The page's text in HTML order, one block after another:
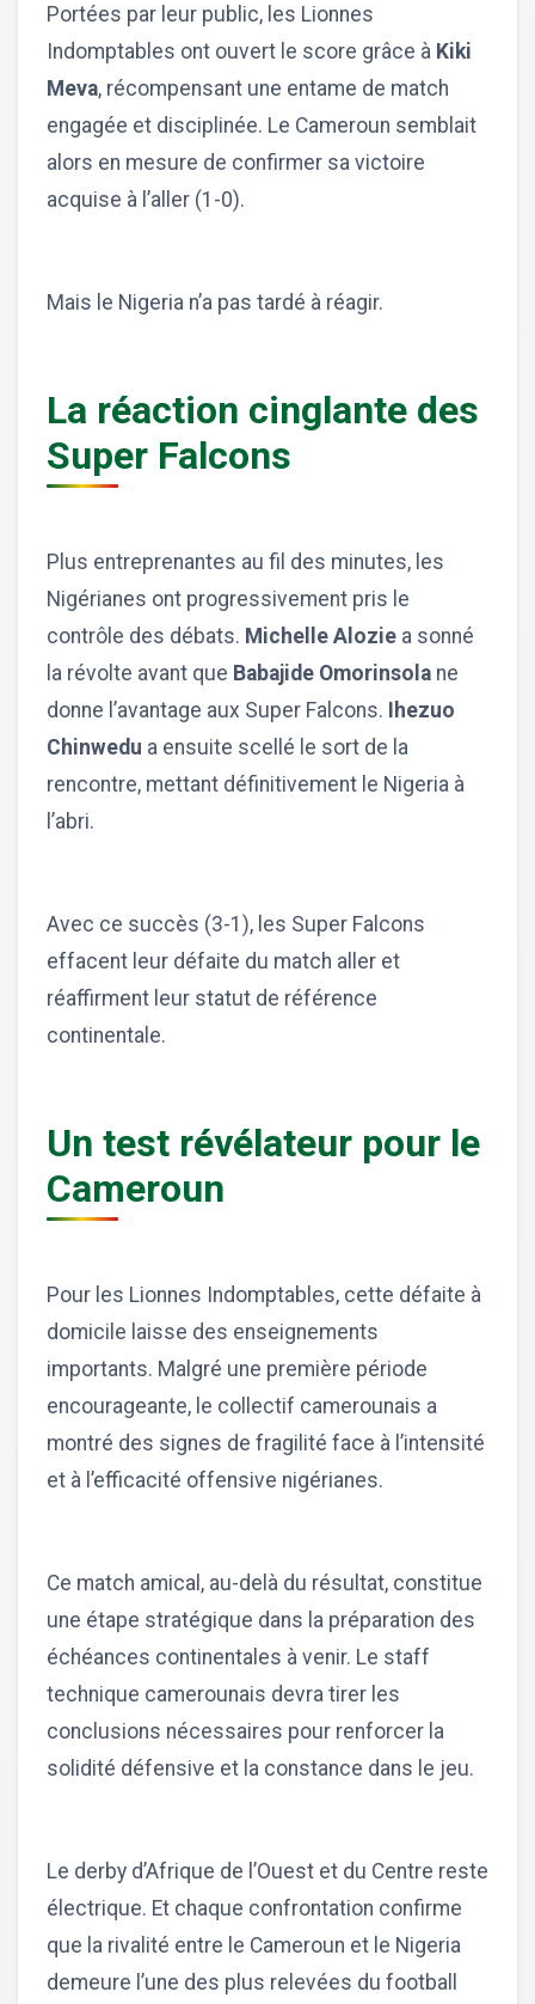
Portées par leur public, les Lionnes
Indomptables ont ouvert le score grâce à Kiki
Meva, récompensant une entame de match
engagée et disciplinée. Le Cameroun semblait
alors en mesure de confirmer sa victoire
acquise à l’aller (1-0).
Mais le Nigeria n’a pas tardé à réagir.
La réaction cinglante des
Super Falcons
Plus entreprenantes au fil des minutes, les
Nigérianes ont progressivement pris le
contrôle des débats. Michelle Alozie a sonné
la révolte avant que Babajide Omorinsola ne
donne l’avantage aux Super Falcons.
Ihezuo
Chinwedu a ensuite scellé le sort de la
rencontre, mettant définitivement le Nigeria à
l’abri.
Avec ce succès (3-1), les Super Falcons
effacent leur défaite du match aller et
réaffirment leur statut de référence
continentale.
Un test révélateur pour le
Cameroun
Pour les Lionnes Indomptables, cette défaite à
domicile laisse des enseignements
importants. Malgré une première période
encourageante, le collectif camerounais a
montré des signes de fragilité face à l’intensité
et à l’efficacité offensive nigérianes.
Ce match amical, au-delà du résultat, constitue
une étape stratégique dans la préparation des
échéances continentales à venir. Le staff
technique camerounais devra tirer les
conclusions nécessaires pour renforcer la
solidité défensive et la constance dans le jeu.
Le derby d’Afrique de l’Ouest et du Centre reste
électrique. Et chaque confrontation confirme
que la rivalité entre le Cameroun et le Nigeria
demeure l’une des plus relevées du football